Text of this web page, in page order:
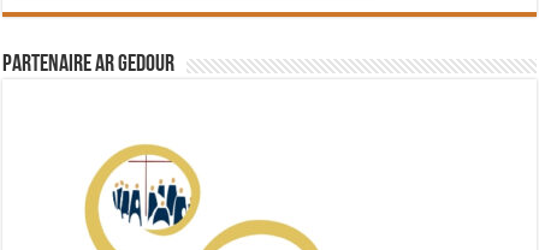
Partenaire Ar Gedour